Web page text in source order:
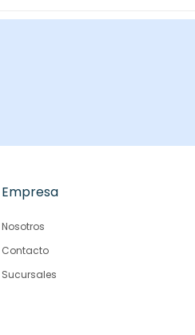
Empresa
Nosotros
Contacto
Sucursales